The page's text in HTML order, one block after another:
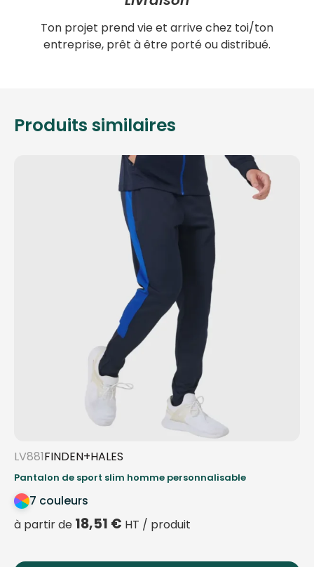
Ton projet prend vie et arrive chez toi/ton
entreprise, prêt à être porté ou distribué.
Produits similaires
LV881FINDEN+HALES
Pantalon de sport slim homme personnalisable
7 couleurs
à partir de 18,51 € HT / produit